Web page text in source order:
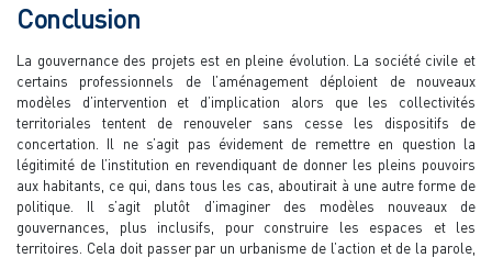
Conclusion
La gouvernance des projets est en pleine évolution. La société civile et
certains professionnels de l’aménagement déploient de nouveaux
modèles d’intervention et d’implication alors que les collectivités
territoriales tentent de renouveler sans cesse les dispositifs de
concertation. Il ne s’agit pas évidement de remettre en question la
légitimité de l’institution en revendiquant de donner les pleins pouvoirs
aux habitants, ce qui, dans tous les cas, aboutirait à une autre forme de
politique. Il s’agit plutôt d’imaginer des modèles nouveaux de
gouvernances, plus inclusifs, pour construire les espaces et les
territoires. Cela doit passer par un urbanisme de l’action et de la parole,